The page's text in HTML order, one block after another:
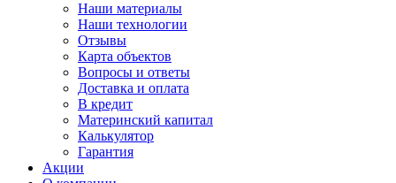
Наши материалы
Наши технологии
Отзывы
Карта объектов
Вопросы и ответы
Доставка и оплата
В кредит
Материнский капитал
Калькулятор
Гарантия
Акции